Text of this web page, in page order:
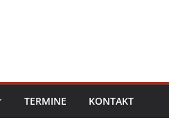
TERMINE KONTAKT